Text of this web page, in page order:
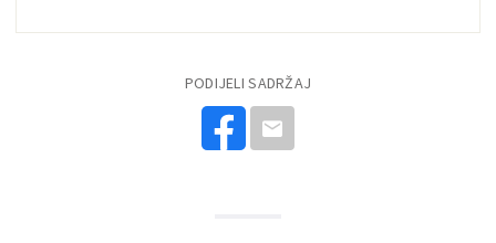
PODIJELI SADRŽAJ